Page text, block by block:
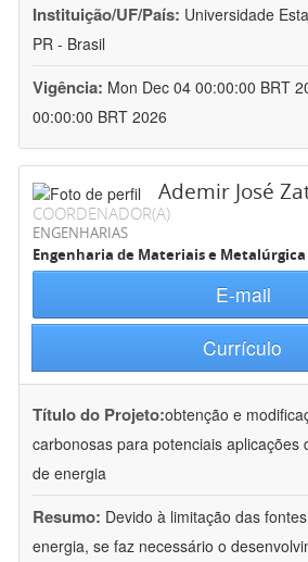
Instituição/UF/País: Universidade
PR - Brasil
Vigência: Mon Dec 04 00:00:00 BRT
00:00:00 BRT 2026
Ademir José
COORDENADOR(A)
ENGENHARIAS
Engenharia de Materiais e Metalúrgica
E-mail
Currículo
Título do Projeto:obtenção e
carbonosas para potenciais aplicações
de energia
Resumo: Devido à limitação das
energia, se faz necessário o